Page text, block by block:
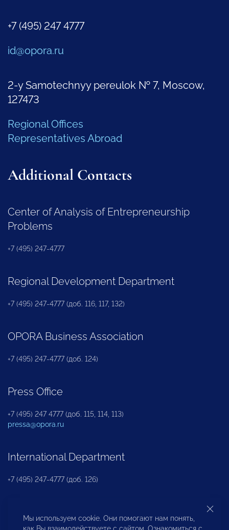
+7 (495) 247 4777
id@opora.ru
2-y Samotechnyy pereulok № 7, Moscow,
127473
Regional Offices
Representatives Abroad
Additional Contacts
Center of Analysis of Entrepreneurship
Problems
+7 (495) 247-4777
Regional Development Department
+7 (495) 247-4777 (доб. 116, 117, 132)
OPORA Business Association
+7 (495) 247-4777 (доб. 124)
Press Office
+7 (495) 247 4777 (доб. 115, 114, 113)
pressa@opora.ru
International Department
+7 (495) 247-4777 (доб. 126)
Business and Investment Rights Protection
Department
Мы используем cookie. Они помогают нам понять,
как Вы взаимодействуете с сайтом. Ознакомиться с